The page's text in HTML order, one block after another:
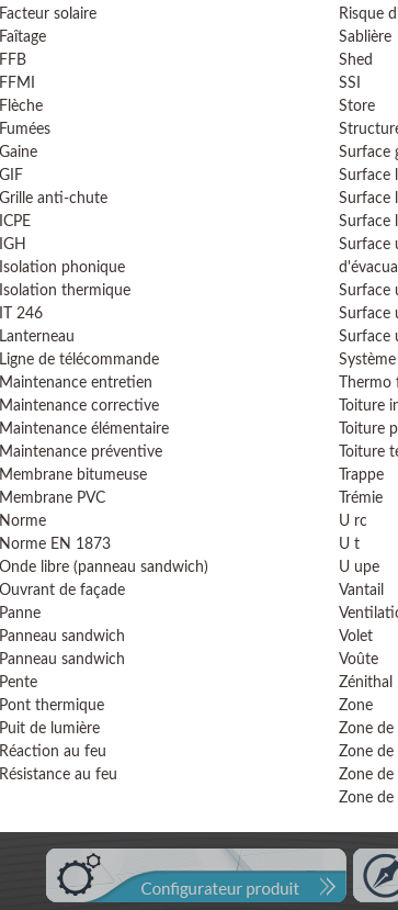
Facteur solaire
Faîtage
FFB
FFMI
Flèche
Fumées
Gaine
GIF
Grille anti-chute
ICPE
IGH
Isolation phonique
Isolation thermique
IT 246
Lanterneau
Ligne de télécommande
Maintenance entretien
Maintenance corrective
Maintenance élémentaire
Maintenance préventive
Membrane bitumeuse
Membrane PVC
Norme
Norme EN 1873
Onde libre (panneau sandwich)
Ouvrant de façade
Panne
Panneau sandwich
Panneau sandwich
Pente
Pont thermique
Puit de lumière
Réaction au feu
Résistance au feu
Risque
Sablière
Shed
SSI
Store
Surface
Surface
Surface
Surface
Surface
Surface
Surface
Surface
Toiture
Toiture
Toiture
Trappe
Trémie
U rc
U t
U upe
Vantail
Volet
Voûte
Zénithal
Zone
Zone de
Zone de
Zone
Zone de